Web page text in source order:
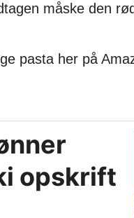
måske den
pasta her på
opskrift